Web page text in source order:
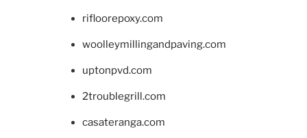
rifloorepoxy.com
woolleymillingandpaving.com
uptonpvd.com
2troublegrill.com
casateranga.com